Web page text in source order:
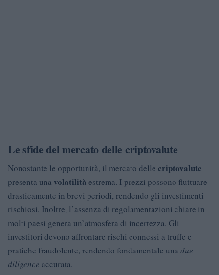
Le sfide del mercato delle criptovalute
Nonostante le opportunità, il mercato delle criptovalute
presenta una volatilità estrema. I prezzi possono fluttuare
drasticamente in brevi periodi, rendendo gli investimenti
rischiosi. Inoltre, l’assenza di regolamentazioni chiare in
molti paesi genera un’atmosfera di incertezza. Gli
investitori devono affrontare rischi connessi a truffe e
pratiche fraudolente, rendendo fondamentale una due
diligence accurata.